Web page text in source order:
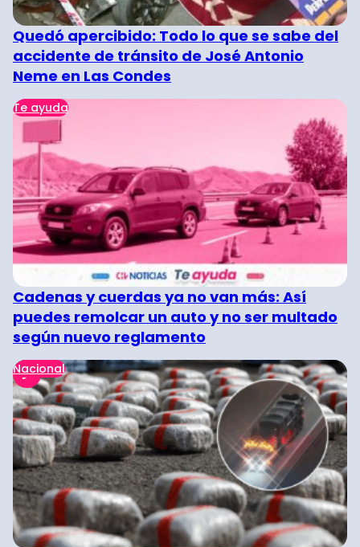
Quedó apercibido: Todo lo que se sabe del
accidente de tránsito de José Antonio
Neme en Las Condes
Te ayuda
Cadenas y cuerdas ya no van más: Así
puedes remolcar un auto y no ser multado
según nuevo reglamento
Nacional